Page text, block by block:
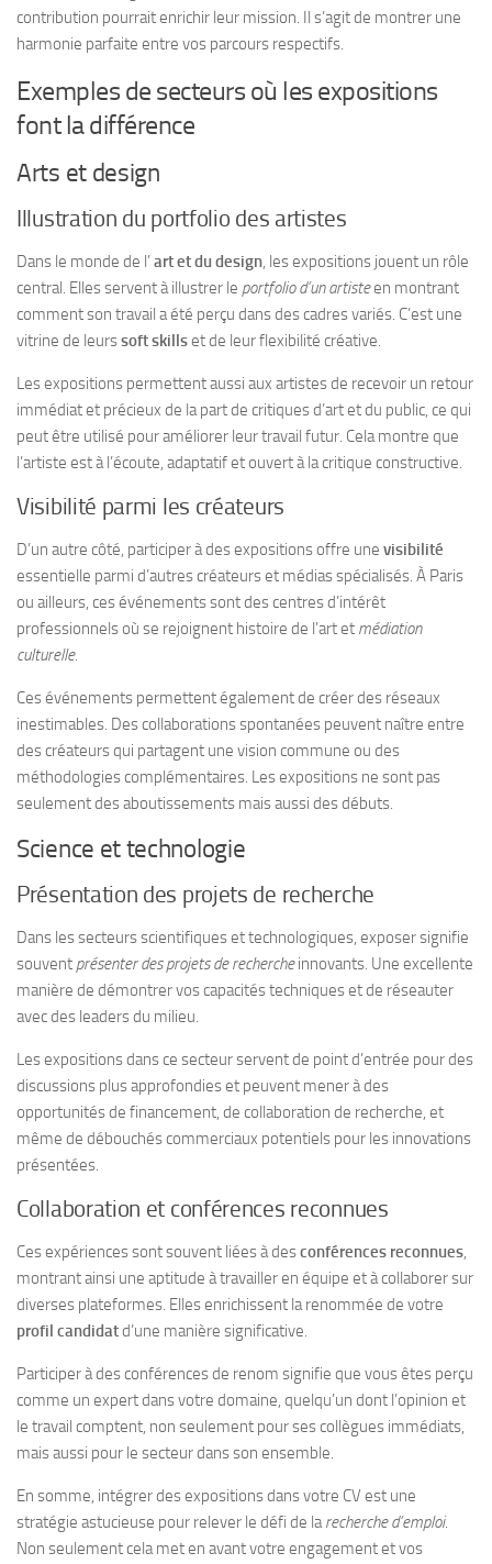
contribution pourrait enrichir leur mission. Il s’agit de montrer une
harmonie parfaite entre vos parcours respectifs.
Exemples de secteurs où les expositions
font la différence
Arts et design
Illustration du portfolio des artistes
Dans le monde de l’art et du design, les expositions jouent un rôle
central. Elles servent à illustrer le portfolio d’un artisteen montrant
comment son travail a été perçu dans des cadres variés. C’est une
vitrine de leurssoft skillset de leur flexibilité créative.
Les expositions permettent aussi aux artistes de recevoir un retour
immédiat et précieux de la part de critiques d’art et du public, ce qui
peut être utilisé pour améliorer leur travail futur. Cela montre que
l’artiste est à l’écoute, adaptatif et ouvert à la critique constructive.
Visibilité parmi les créateurs
D’un autre côté, participer à des expositions offre une visibilité
essentielle parmi d’autres créateurs et médias spécialisés. À Paris
ou ailleurs, ces événements sont des centres d’intérêt
professionnels où se rejoignent histoire de l’art et médiation
culturelle.
Ces événements permettent également de créer des réseaux
inestimables. Des collaborations spontanées peuvent naître entre
des créateurs qui partagent une vision commune ou des
méthodologies complémentaires. Les expositions ne sont pas
seulement des aboutissements mais aussi des débuts.
Science et technologie
Présentation des projets de recherche
Dans les secteurs scientifiques et technologiques, exposer signifie
souvent présenter des projets de rechercheinnovants. Une excellente
manière de démontrer vos capacités techniques et de réseauter
avec des leaders du milieu.
Les expositions dans ce secteur servent de point d’entrée pour des
discussions plus approfondies et peuvent mener à des
opportunités de financement, de collaboration de recherche, et
même de débouchés commerciaux potentiels pour les innovations
présentées.
Collaboration et conférences reconnues
Ces expériences sont souvent liées à desconférences reconnues,
montrant ainsi une aptitude à travailler en équipe et à collaborer sur
diverses plateformes. Elles enrichissent la renommée de votre
profil candidatd’une manière significative.
Participer à des conférences de renom signifie que vous êtes perçu
comme un expert dans votre domaine, quelqu’un dont l’opinion et
le travail comptent, non seulement pour ses collègues immédiats,
mais aussi pour le secteur dans son ensemble.
En somme, intégrer des expositions dans votre CV est une
stratégie astucieuse pour relever le défi de larecherche d’emploi.
Non seulement cela met en avant votre engagement et vos